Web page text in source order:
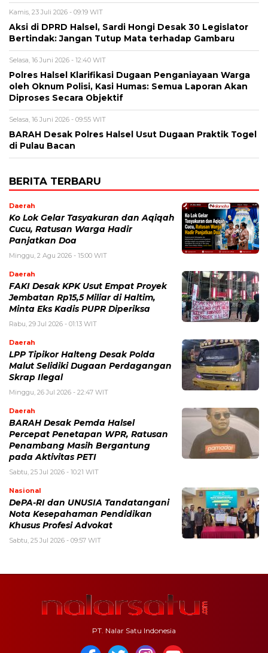
Kamis, 23 Juli 2026 - 09:19 WIT
Aksi di DPRD Halsel, Sardi Hongi Desak 30 Legislator
Bertindak: Jangan Tutup Mata terhadap Gambaru
Selasa, 16 Juni 2026 - 12:40 WIT
Polres Halsel Klarifikasi Dugaan Penganiayaan Warga
oleh Oknum Polisi, Kasi Humas: Semua Laporan Akan
Diproses Secara Objektif
Selasa, 16 Juni 2026 - 09:55 WIT
BARAH Desak Polres Halsel Usut Dugaan Praktik Togel
di Pulau Bacan
BERITA TERBARU
Daerah
Ko Lok Gelar Tasyakuran dan Aqiqah
Cucu, Ratusan Warga Hadir
Panjatkan Doa
Minggu, 2 Agu 2026 - 15:00 WIT
Daerah
FAKI Desak KPK Usut Empat Proyek
Jembatan Rp15,5 Miliar di Haltim,
Minta Eks Kadis PUPR Diperiksa
Rabu, 29 Jul 2026 - 01:13 WIT
Daerah
LPP Tipikor Halteng Desak Polda
Malut Selidiki Dugaan Perdagangan
Skrap Ilegal
Minggu, 26 Jul 2026 - 22:47 WIT
Daerah
BARAH Desak Pemda Halsel
Percepat Penetapan WPR, Ratusan
Penambang Masih Bergantung
pada Aktivitas PETI
Sabtu, 25 Jul 2026 - 10:21 WIT
Nasional
DePA-RI dan UNUSIA Tandatangani
Nota Kesepahaman Pendidikan
Khusus Profesi Advokat
Sabtu, 25 Jul 2026 - 09:57 WIT
PT. Nalar Satu Indonesia